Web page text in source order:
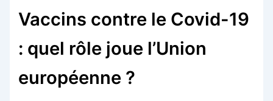
Vaccins contre le Covid-19
: quel rôle joue l’Union
européenne ?